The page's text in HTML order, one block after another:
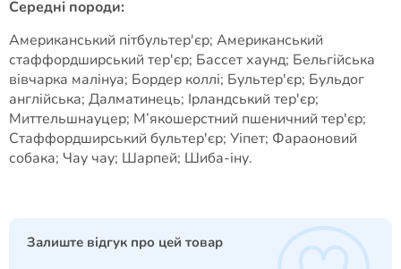
Середні породи:
Американський пітбультер'єр; Американський
стаффордширський тер'єр; Бассет хаунд; Бельгійська
вівчарка малінуа; Бордер коллі; Бультер'єр; Бульдог
англійська; Далматинець; Ірландський тер'єр;
Миттельшнауцер; М’якошерстний пшеничний тер'єр;
Стаффордширський бультер'єр; Уіпет; Фараоновий
собака; Чау чау; Шарпей; Шиба-іну.
Залиште відгук про цей товар